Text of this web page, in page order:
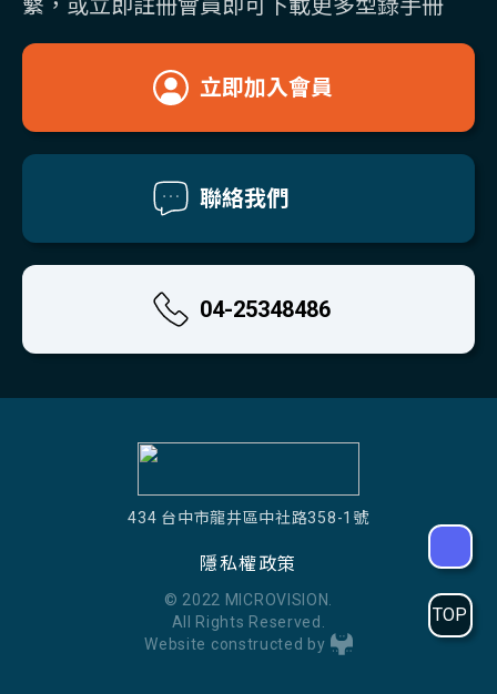
繫，或立即註冊會員即可下載更多型錄手冊
立即加入會員
聯絡我們
04-25348486
434 台中市龍井區中社路358-1號
隱私權政策
© 2022 MICROVISION.
All Rights Reserved.
Website constructed by
TOP